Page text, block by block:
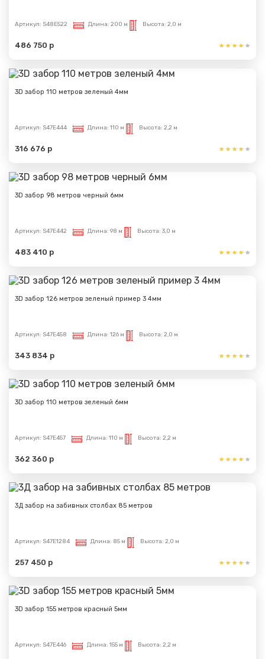
Артикул: S48E522 Длина: 200 м Высота: 2,0 м
486 750 р
3D забор 110 метров зеленый 4мм
Артикул: S47E444 Длина: 110 м Высота: 2,2 м
316 676 р
3D забор 98 метров черный 6мм
Артикул: S47E442 Длина: 98 м Высота: 3,0 м
483 410 р
3D забор 126 метров зеленый пример 3 4мм
Артикул: S47E458 Длина: 126 м Высота: 2,0 м
343 834 р
3D забор 110 метров зеленый 6мм
Артикул: S47E457 Длина: 110 м Высота: 2,2 м
362 360 р
3Д забор на забивных столбах 85 метров
Артикул: S47E1284 Длина: 85 м Высота: 2,0 м
257 450 р
3D забор 155 метров красный 5мм
Артикул: S47E446 Длина: 155 м Высота: 2,2 м